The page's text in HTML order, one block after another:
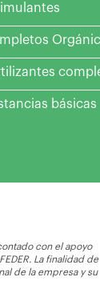
básicas
con el apoyo
La finalidad de
de la empresa y su